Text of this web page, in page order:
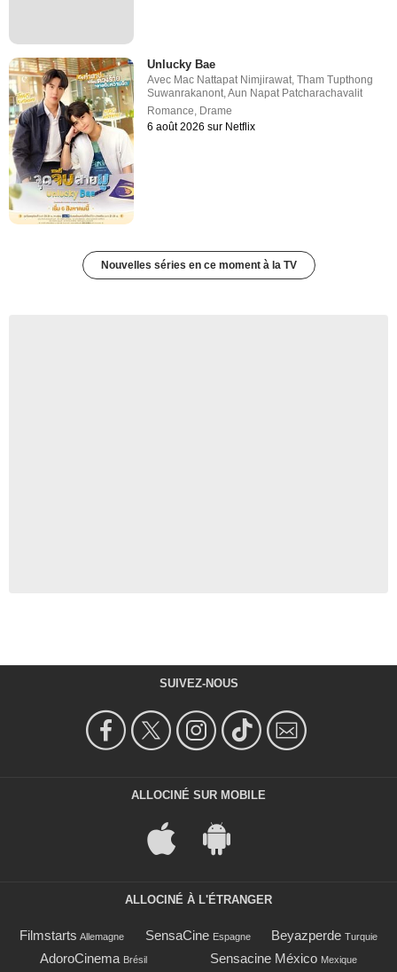
Unlucky Bae
Avec Mac Nattapat Nimjirawat ,Tham Tupthong
Suwanrakanont ,Aun Napat Patcharachavalit
Romance Drame
6 août 2026 sur Netflix
Nouvelles séries en ce moment à la TV
SUIVEZ-NOUS
ALLOCINÉ SUR MOBILE
ALLOCINÉ À L'ÉTRANGER
Filmstarts Allemagne SensaCine Espagne Beyazperde Turquie
AdoroCinema Brésil Sensacine México Mexique